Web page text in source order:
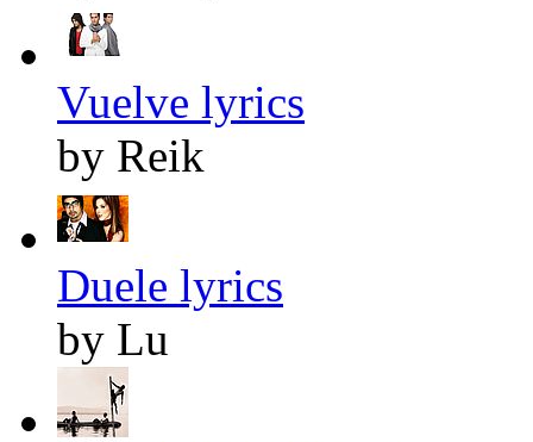
Vuelve lyrics
by Reik
Duele lyrics
by Lu